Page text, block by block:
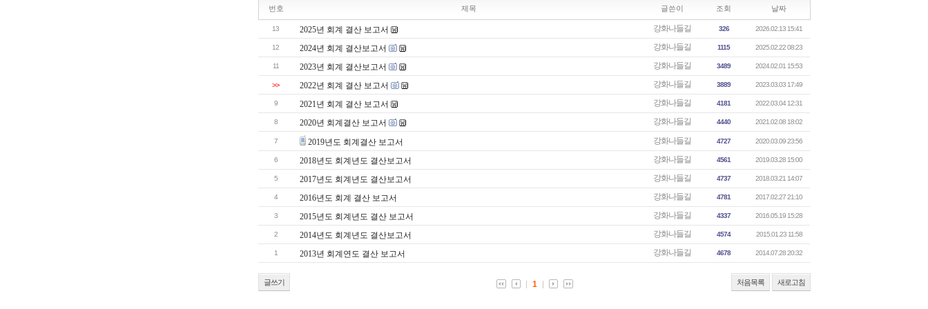
번호 제목 글쓴이 조회 날짜
13 2025년 회계 결산 보고서 강화나들길 326 2026.02.13 15:41
12 2024년 회계 결산보고서 강화나들길 1115 2025.02.22 08:23
11 2023년 회계 결산보고서 강화나들길 3489 2024.02.01 15:53
>> 2022년 회계 결산 보고서 강화나들길 3889 2023.03.03 17:49
9 2021년 회계 결산 보고서 강화나들길 4181 2022.03.04 12:31
8 2020년 회계결산 보고서 강화나들길 4440 2021.02.08 18:02
7 2019년도 회계결산 보고서 강화나들길 4727 2020.03.09 23:56
6 2018년도 회계년도 결산보고서 강화나들길 4561 2019.03.28 15:00
5 2017년도 회계년도 결산보고서 강화나들길 4737 2018.03.21 14:07
4 2016년도 회계 결산 보고서 강화나들길 4781 2017.02.27 21:10
3 2015년도 회계년도 결산 보고서 강화나들길 4337 2016.05.19 15:28
2 2014년도 회계년도 결산보고서 강화나들길 4574 2015.01.23 11:58
1 2013년 회계연도 결산 보고서 강화나들길 4678 2014.07.28 20:32
글쓰기 처음목록 새로고침
1